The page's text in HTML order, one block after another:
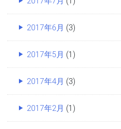
2017年6月 (3)
2017年5月 (1)
2017年4月 (3)
2017年2月 (1)